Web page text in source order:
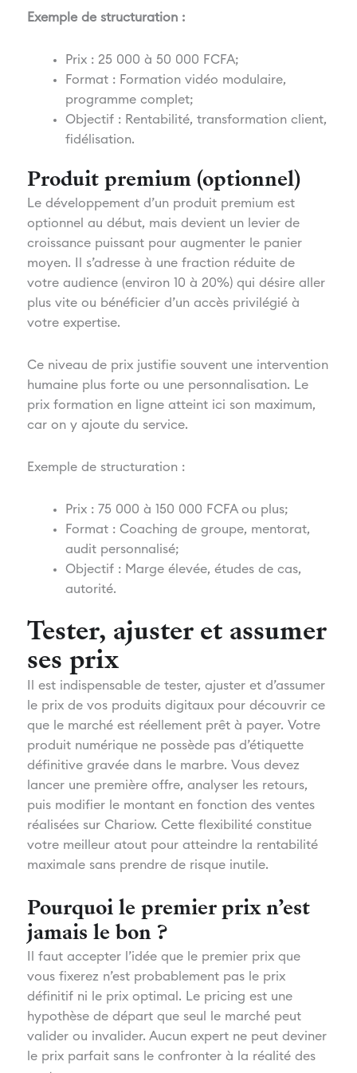
Exemple de structuration :
Prix : 25 000 à 50 000 FCFA;
Format : Formation vidéo modulaire,
programme complet;
Objectif : Rentabilité, transformation client,
fidélisation.
Produit premium (optionnel)
Le développement d’un produit premium est
optionnel au début, mais devient un levier de
croissance puissant pour augmenter le panier
moyen. Il s’adresse à une fraction réduite de
votre audience (environ 10 à 20%) qui désire aller
plus vite ou bénéficier d’un accès privilégié à
votre expertise.
Ce niveau de prix justifie souvent une intervention
humaine plus forte ou une personnalisation. Le
prix formation en ligne atteint ici son maximum,
car on y ajoute du service.
Exemple de structuration :
Prix : 75 000 à 150 000 FCFA ou plus;
Format : Coaching de groupe, mentorat,
audit personnalisé;
Objectif : Marge élevée, études de cas,
autorité.
Tester, ajuster et assumer
ses prix
Il est indispensable de tester, ajuster et d’assumer
le prix de vos produits digitaux pour découvrir ce
que le marché est réellement prêt à payer. Votre
produit numérique ne possède pas d’étiquette
définitive gravée dans le marbre. Vous devez
lancer une première offre, analyser les retours,
puis modifier le montant en fonction des ventes
réalisées sur Chariow. Cette flexibilité constitue
votre meilleur atout pour atteindre la rentabilité
maximale sans prendre de risque inutile.
Pourquoi le premier prix n’est
jamais le bon ?
Il faut accepter l’idée que le premier prix que
vous fixerez n’est probablement pas le prix
définitif ni le prix optimal. Le pricing est une
hypothèse de départ que seul le marché peut
valider ou invalider. Aucun expert ne peut deviner
le prix parfait sans le confronter à la réalité des